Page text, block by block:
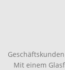
Mit einem